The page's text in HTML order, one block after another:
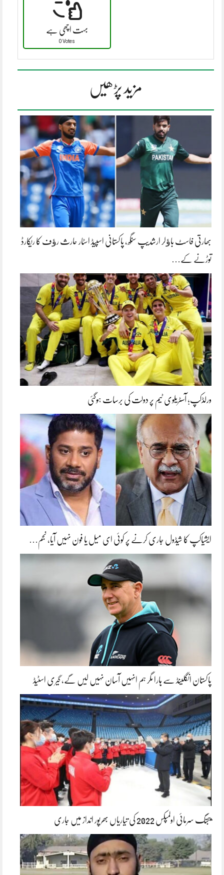
بہت اچھی ہے
0 Votes
مزید پڑھیں
بھارتی فاسٹ باﺅلر ارشدیپ سنگھ، پاکستانی اسپیڈ اسٹار حارث رﺅف کا ریکارڈ
توڑنے کے…
ورلڈکپ؛ آسٹریلوی ٹیم پر دولت کی برسات ہوگئی
ایشیاکپ کا شیڈول جاری کرنے پر کوئی ای میل یا فون نہیں آیا، نجم…
پاکستان انگلینڈ سے ہارا مگر ہم انہیں آسان نہیں لیں گے، گیری اسٹیڈ
بیجنگ سرمائی اولمپکس 2022 کی تیاریاں بھرپور انداز میں جاری